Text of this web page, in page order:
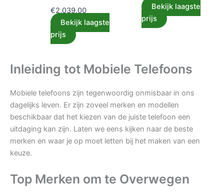
€2,039.00
Bekijk laagste
prijs
Bekijk laagste
prijs
Inleiding tot Mobiele Telefoons
Mobiele telefoons zijn tegenwoordig onmisbaar in ons
dagelijks leven. Er zijn zoveel merken en modellen
beschikbaar dat het kiezen van de juiste telefoon een
uitdaging kan zijn. Laten we eens kijken naar de beste
merken en waar je op moet letten bij het maken van een
keuze.
Top Merken om te Overwegen